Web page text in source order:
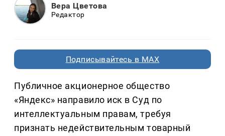
Вера Цветова
Редактор
Подписывайтесь в MAX
Публичное акционерное общество
«Яндекс» направило иск в Суд по
интеллектуальным правам, требуя
признать недействительным товарный